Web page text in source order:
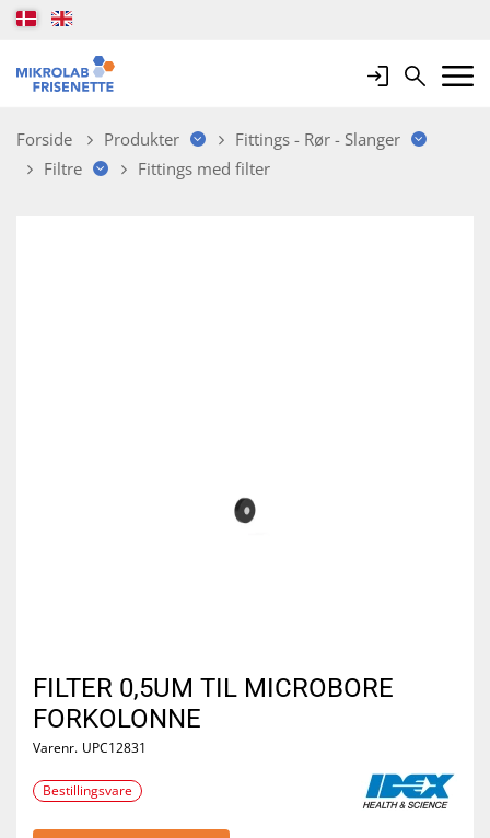
LoginSearchMobile
Forside Produkter
Fittings - Rør - Slanger
Filtre
Fittings med filter
FILTER 0,5UM TIL MICROBORE
FORKOLONNE
Varenr. UPC12831
Bestillingsvare